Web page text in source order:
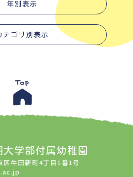
年別表示
テゴリ別表示
大学部付属幼稚園
牛田新町4丁目1番1号